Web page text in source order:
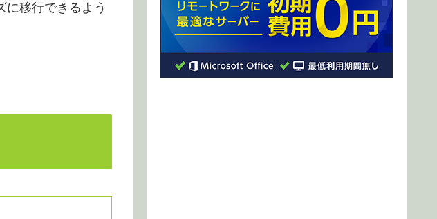
に移行できるよう